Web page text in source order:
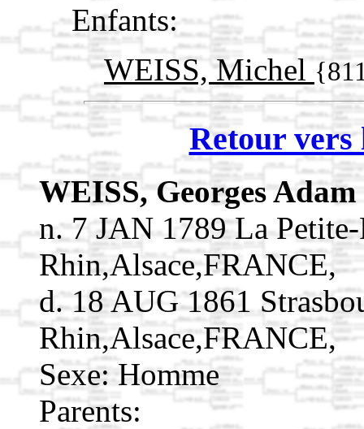
Enfants:
WEISS, Michel
Retour vers
WEISS, Georges Adam
n. 7 JAN 1789 La
Rhin,Alsace,FRANCE,
d. 18 AUG 1861
Rhin,Alsace,FRANCE,
Sexe: Homme
Parents: